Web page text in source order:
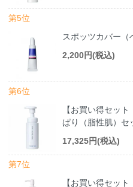
第5位
スポッツカバー（
2,200円(税込)
第6位
【お買い得セッ
ぱり（脂性肌）セ
17,325円(税込)
第7位
【お買い得セッ